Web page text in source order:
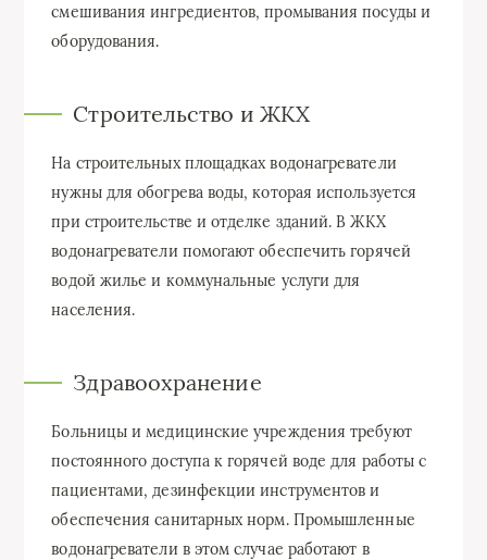
смешивания ингредиентов, промывания посуды и
оборудования.
Строительство и ЖКХ
На строительных площадках водонагреватели
нужны для обогрева воды, которая используется
при строительстве и отделке зданий. В ЖКХ
водонагреватели помогают обеспечить горячей
водой жилье и коммунальные услуги для
населения.
Здравоохранение
Больницы и медицинские учреждения требуют
постоянного доступа к горячей воде для работы с
пациентами, дезинфекции инструментов и
обеспечения санитарных норм. Промышленные
водонагреватели в этом случае работают в